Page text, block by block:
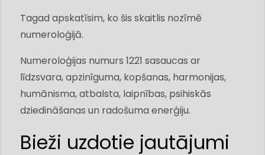
Tagad apskatīsim, ko šis skaitlis nozīmē
numeroloģijā.
Numeroloģijas numurs 1221 sasaucas ar
līdzsvara, apzinīguma, kopšanas, harmonijas,
humānisma, atbalsta, laipnības, psihiskās
dziedināšanas un radošuma enerģiju.
Bieži uzdotie jautājumi